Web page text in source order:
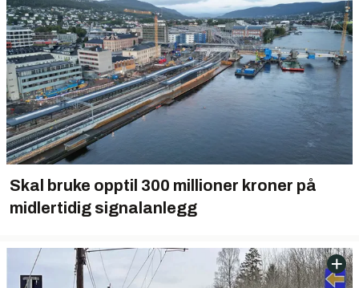
Skal bruke opptil 300 millioner kroner på
midlertidig signalanlegg